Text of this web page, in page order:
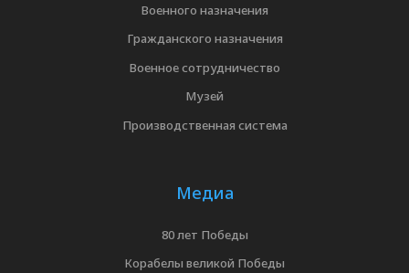
Военного назначения
Гражданского назначения
Военное сотрудничество
Музей
Производственная система
Медиа
80 лет Победы
Корабелы великой Победы